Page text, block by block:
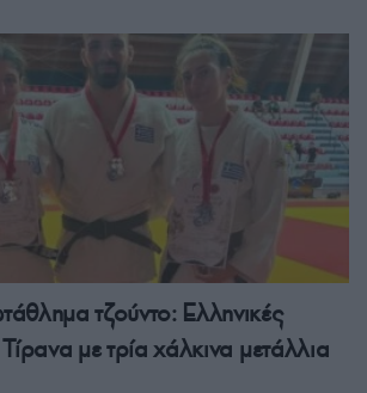
τζούντο: Ελληνικές
με τρία χάλκινα μετάλλια